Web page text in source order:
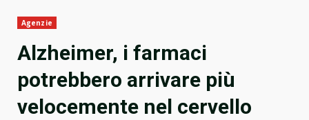
Agenzie
Alzheimer, i farmaci
potrebbero arrivare più
velocemente nel cervello